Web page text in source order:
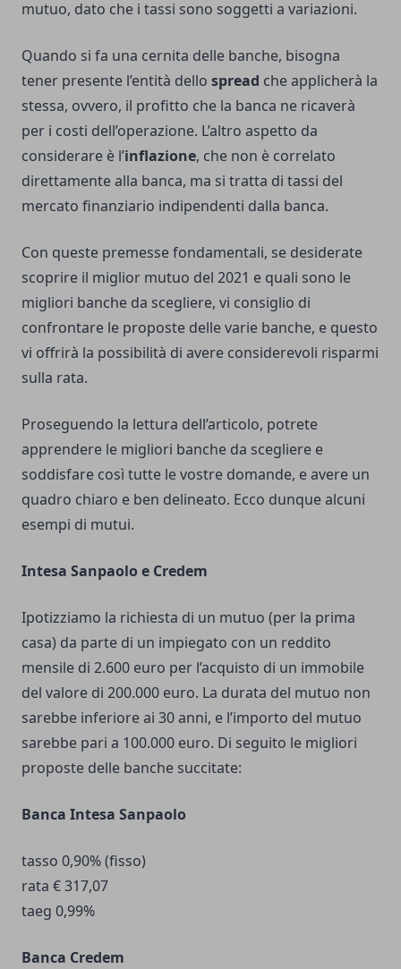
mutuo, dato che i tassi sono soggetti a variazioni.
Quando si fa una cernita delle banche, bisogna
tener presente l’entità dello spread che applicherà la
stessa, ovvero, il profitto che la banca ne ricaverà
per i costi dell’operazione. L’altro aspetto da
considerare è l’inflazione, che non è correlato
direttamente alla banca, ma si tratta di tassi del
mercato finanziario indipendenti dalla banca.
Con queste premesse fondamentali, se desiderate
scoprire il miglior mutuo del 2021 e quali sono le
migliori banche da scegliere, vi consiglio di
confrontare le proposte delle varie banche, e questo
vi offrirà la possibilità di avere considerevoli risparmi
sulla rata.
Proseguendo la lettura dell’articolo, potrete
apprendere le migliori banche da scegliere e
soddisfare così tutte le vostre domande, e avere un
quadro chiaro e ben delineato. Ecco dunque alcuni
esempi di mutui.
Intesa Sanpaolo e Credem
Ipotizziamo la richiesta di un mutuo (per la prima
casa) da parte di un impiegato con un reddito
mensile di 2.600 euro per l’acquisto di un immobile
del valore di 200.000 euro. La durata del mutuo non
sarebbe inferiore ai 30 anni, e l’importo del mutuo
sarebbe pari a 100.000 euro. Di seguito le migliori
proposte delle banche succitate:
Banca Intesa Sanpaolo
tasso 0,90% (fisso)
rata € 317,07
taeg 0,99%
Banca Credem